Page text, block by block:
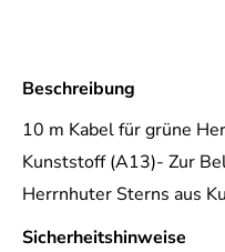
Beschreibung
10 m Kabel für grüne
Kunststoff (A13)- Zur
Herrnhuter Sterns aus
Sicherheitshinweise